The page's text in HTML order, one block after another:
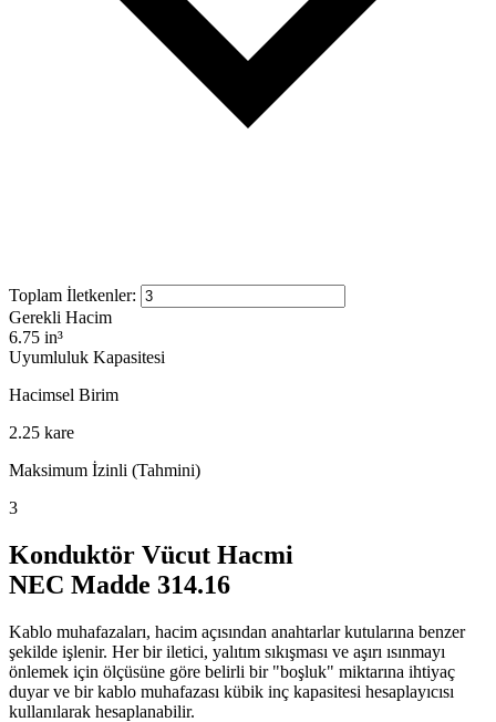
Toplam İletkenler:
Gerekli Hacim
6.75 in³
Uyumluluk Kapasitesi
Hacimsel Birim
2.25 kare
Maksimum İzinli (Tahmini)
3
Konduktör Vücut Hacmi
NEC Madde 314.16
Kablo muhafazaları, hacim açısından anahtarlar kutularına benzer
şekilde işlenir. Her bir iletici, yalıtım sıkışması ve aşırı ısınmayı
önlemek için ölçüsüne göre belirli bir "boşluk" miktarına ihtiyaç
duyar ve bir kablo muhafazası kübik inç kapasitesi hesaplayıcısı
kullanılarak hesaplanabilir.